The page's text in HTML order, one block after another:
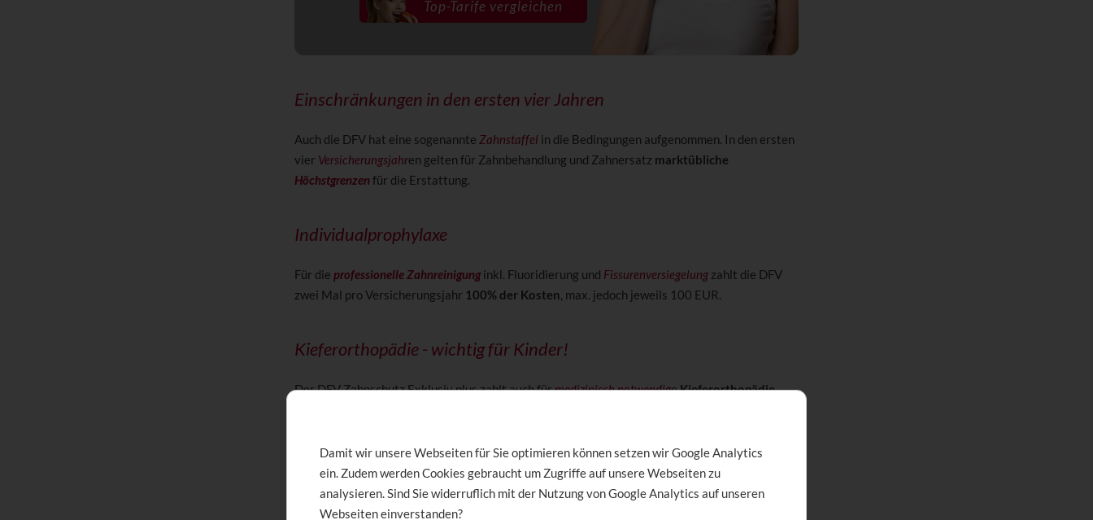
Einschränkungen in den ersten vier Jahren
Auch die DFV hat eine sogenannte Zahnstaffel in die Bedingungen aufgenommen. In den ersten
vier Versicherungsjahren gelten für Zahnbehandlung und Zahnersatz marktübliche
Höchstgrenzenfür die Erstattung.
Individualprophylaxe
Für die professionelle Zahnreinigunginkl. Fluoridierung und Fissurenversiegelung zahlt die DFV
zwei Mal pro Versicherungsjahr 100% der Kosten, max. jedoch jeweils 100 EUR.
Kieferorthopädie - wichtig für Kinder!
Der DFV Zahnschutz Exklusiv plus zahlt auch fürmedizinisch notwendigeKieferorthopädie,
DFV die gesamten erstattungsfähigen Aufwendungen. Eine bessere Absicherung für Kinder ist
gar nicht mehr möglich.
Damit wir unsere Webseiten für Sie optimieren können setzen wir Google Analytics
ein. Zudem werden Cookies gebraucht um Zugriffe auf unsere Webseiten zu
analysieren. Sind Sie widerruflich mit der Nutzung von Google Analytics auf unseren
Webseiten einverstanden?